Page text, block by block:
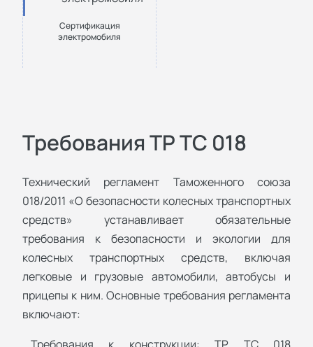
Сертификация
электромобиля
Требования ТР ТС 018
Технический регламент Таможенного союза
018/2011 «О безопасности колесных транспортных
средств» устанавливает обязательные
требования к безопасности и экологии для
колесных транспортных средств, включая
легковые и грузовые автомобили, автобусы и
прицепы к ним. Основные требования регламента
включают: